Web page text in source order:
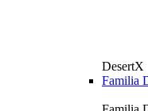
DesertX
Familia